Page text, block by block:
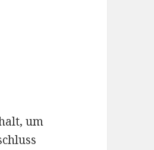
um